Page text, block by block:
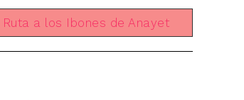
Ruta a los Ibones de Anayet